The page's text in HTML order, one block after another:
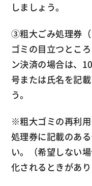
しましょう。
③粗大ごみ処理券
ゴミの目立つとこ
ン決済の場合は、
号または氏名を記
う。
※粗大ゴミの再利
処理券に記載のあ
い。（希望しない
化されるときがあり